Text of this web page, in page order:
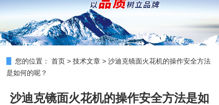
您的位置： 首页 >技术文章 >沙迪克镜面火花机的操作安全方法
是如何的呢？
沙迪克镜面火花机的操作安全方法是如